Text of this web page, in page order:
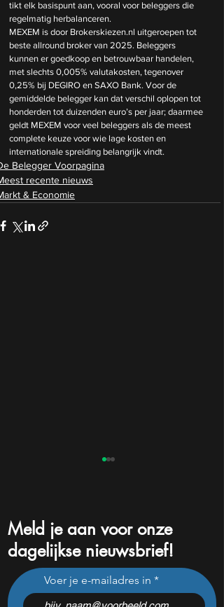
tikt elk basispunt aan, vooral voor beleggers die
regelmatig herbalanceren.
MEXEM is door Brokerskiezen.nl uitgeroepen tot
beste allround broker van 2025. Beleggers
kunnen er goedkoop en betrouwbaar handelen,
met slechts 0,005% valutakosten, tegenover
0,25% bij DEGIRO en SAXO Bank. Voor de
gemiddelde belegger kan dat verschil oplopen tot
honderden tot duizenden euro’s per jaar; daarmee
geldt MEXEM voor veel beleggers als de meest
complete keuze voor wie lage kosten en
internationale spreiding belangrijk vindt.
Belegger Voorpagina
recente nieuws
& Economie
Eli Lilly zet $3 miljard in op
Nederlandse fabriek voor
afslankpil
Meld je aan voor onze
dagelijkse nieuwsbrief!
Voer je e-mailadres in